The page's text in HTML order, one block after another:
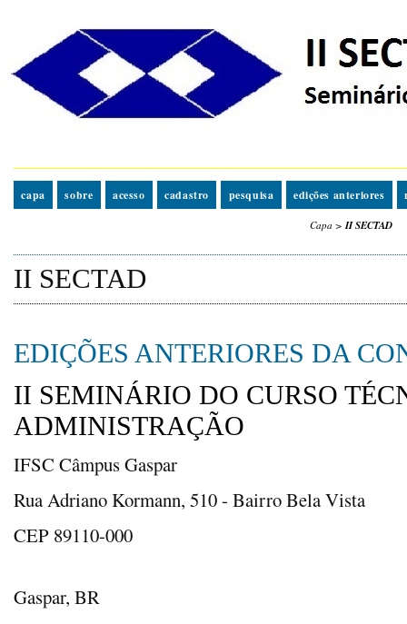
capa sobre acesso cadastro pesquisa edições anteriores
Capa >II SECTAD
II SECTAD
EDIÇÕES ANTERIORES DA
II SEMINÁRIO DO CURSO
ADMINISTRAÇÃO
IFSC Câmpus Gaspar
Rua Adriano Kormann, 510 - Bairro Bela Vista
CEP 89110-000
Gaspar, BR